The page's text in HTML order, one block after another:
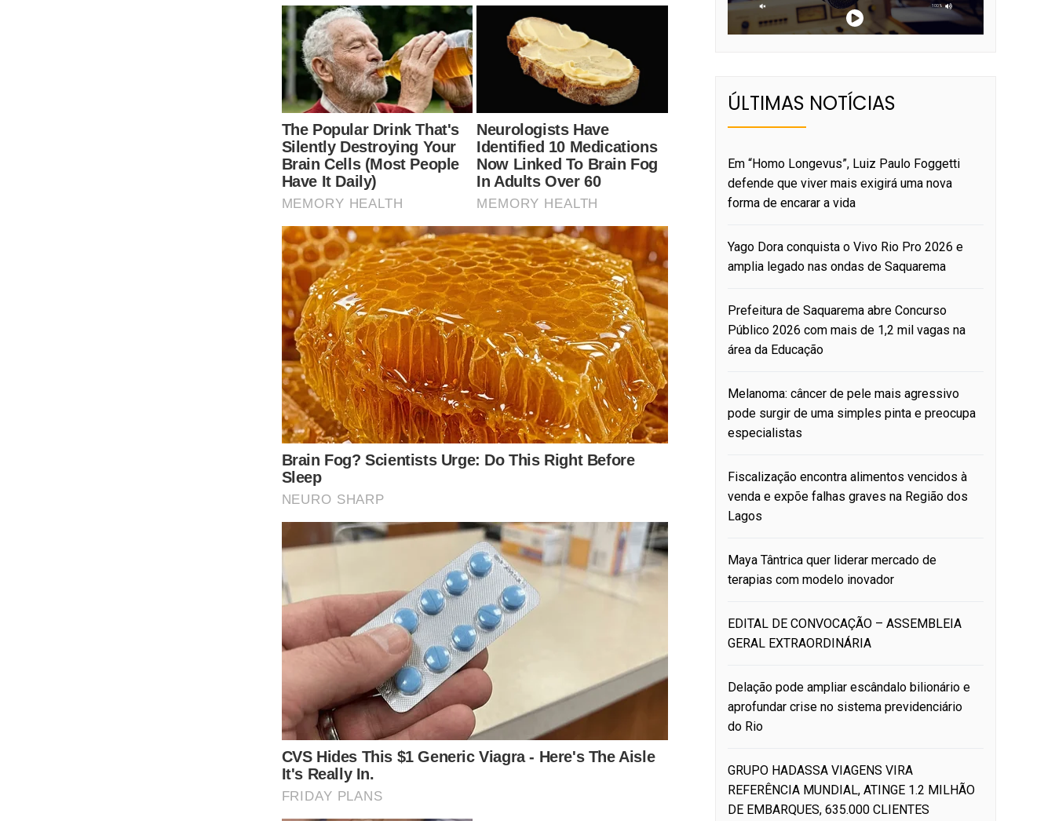
ÚLTIMAS NOTÍCIAS
Em “Homo Longevus”, Luiz Paulo Foggetti
defende que viver mais exigirá uma nova
forma de encarar a vida
Yago Dora conquista o Vivo Rio Pro 2026 e
amplia legado nas ondas de Saquarema
Prefeitura de Saquarema abre Concurso
Público 2026 com mais de 1,2 mil vagas na
área da Educação
Melanoma: câncer de pele mais agressivo
pode surgir de uma simples pinta e preocupa
especialistas
Fiscalização encontra alimentos vencidos à
venda e expõe falhas graves na Região dos
Lagos
Maya Tântrica quer liderar mercado de
terapias com modelo inovador
EDITAL DE CONVOCAÇÃO – ASSEMBLEIA
GERAL EXTRAORDINÁRIA
Delação pode ampliar escândalo bilionário e
aprofundar crise no sistema previdenciário
do Rio
GRUPO HADASSA VIAGENS VIRA
REFERÊNCIA MUNDIAL, ATINGE 1.2 MILHÃO
DE EMBARQUES, 635.000 CLIENTES